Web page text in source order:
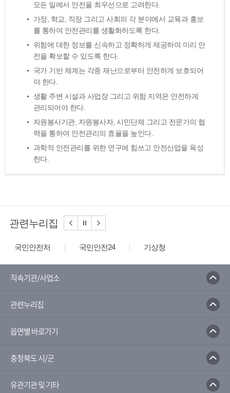
모든 일에서 안전을 최우선으로 고려한다.
가정, 학교, 직장 그리고 사회의 각 분야에서 교육과 홍보
를 통하여 안전관리를 생활화하도록 한다.
위험에 대한 정보를 신속하고 정확하게 제공하여 미리 안
전을 확보할 수 있도록 한다.
국가 기반 체계는 각종 재난으로부터 안전하게 보호되어
야 한다.
생활 주변 시설과 사업장 그리고 위험 지역은 안전하게
관리되어야 한다.
자원봉사기관, 자원봉사자, 시민단체 그리고 전문가의 협
력을 통하여 안전관리의 효율을 높인다.
과학적 안전관리를 위한 연구에 힘쓰고 안전산업을 육성
한다.
관련누리집
국민안전처 국민안전24
기상청
안전신문고
직속기관/사업소
관련누리집
읍면별 바로가기
충청북도 시/군
유관기관 및 기타